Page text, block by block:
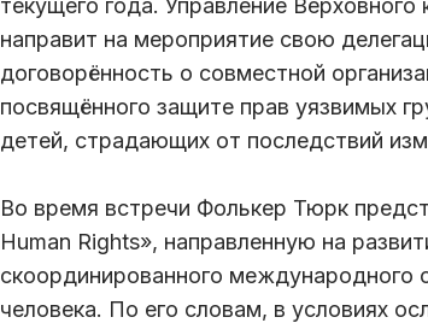
текущего года. Управление
направит на мероприятие свою
договорённость о совместной
посвящённого защите прав уязвимых
детей, страдающих от последствий
Во время встречи Фолькер Тюрк
Human Rights», направленную на
скоординированного международного
человека. По его словам, в условиях